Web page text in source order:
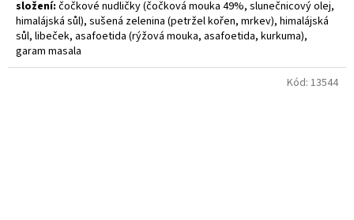
složení: čočkové nudličky (čočková mouka 49%, slunečnicový olej,
himalájská sůl), sušená zelenina (petržel kořen, mrkev), himalájská
sůl, libeček, asafoetida (rýžová mouka, asafoetida, kurkuma),
garam masala
Alergeny uvedeny tučně. Bez lepku. Vegan. Bez GMO. Ruční výroba.
Kód: 13544